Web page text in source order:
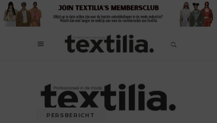
PERSBERICHT